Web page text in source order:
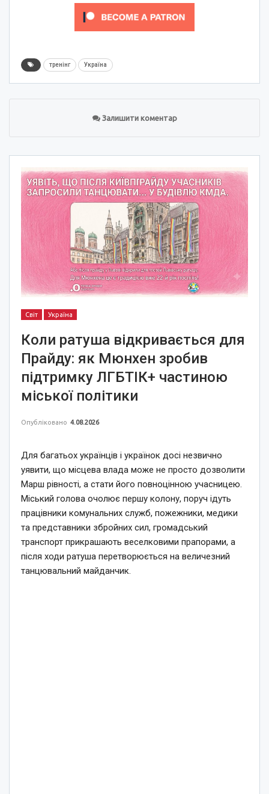
тренінг Україна
Залишити коментар
Світ Україна
Коли ратуша відкривається для
Прайду: як Мюнхен зробив
підтримку ЛГБТІК+ частиною
міської політики
Опубліковано 4.08.2026
Для багатьох українців і українок досі незвично
уявити, що місцева влада може не просто дозволити
Марш рівності, а стати його повноцінною учасницею.
Міський голова очолює першу колону, поруч ідуть
працівники комунальних служб, пожежники, медики
та представники збройних сил, громадський
транспорт прикрашають веселковими прапорами, а
після ходи ратуша перетворюється на величезний
танцювальний майданчик.